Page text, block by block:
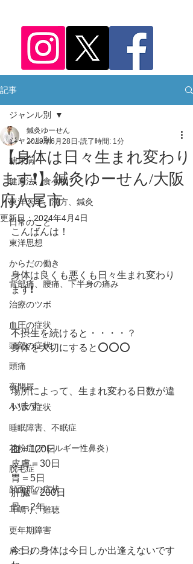
記事
ジャンル別
糖尿病
健康法、食べ物
東洋医学、漢方、鍼灸
日常のこと
東洋思想
からだの働き
背部痛、腰痛、下半身の痛み
治療のツボ
血圧の症状
頭部の症状
頭痛
夜間尿
小児の症状
睡眠障害、不眠症
花粉症(アレルギー性鼻炎）
脱毛症
顔面部の症状
耳鳴り、難聴
更年期障害
肩こり
ジャンル別
【身体は日々生まれ変わり
ます❗️】鍼灸ゆーせん/大阪
府八尾市
鍼灸ゆーせん
2019年6月28日 読了時間: 1分
更新日：2024年4月4日
こんばんは！
身体は良くも悪くも日々生まれ変わり
ます❗️
不摂生を続けると・・・・？
身体を大切にすると⭕️⭕️⭕️
場所によって、生まれ変わる日数が違
います
血＝120日
皮膚＝30日
胃＝5日
肝臓＝200日
骨＝2年
今日の身体は今日しか出逢えないです